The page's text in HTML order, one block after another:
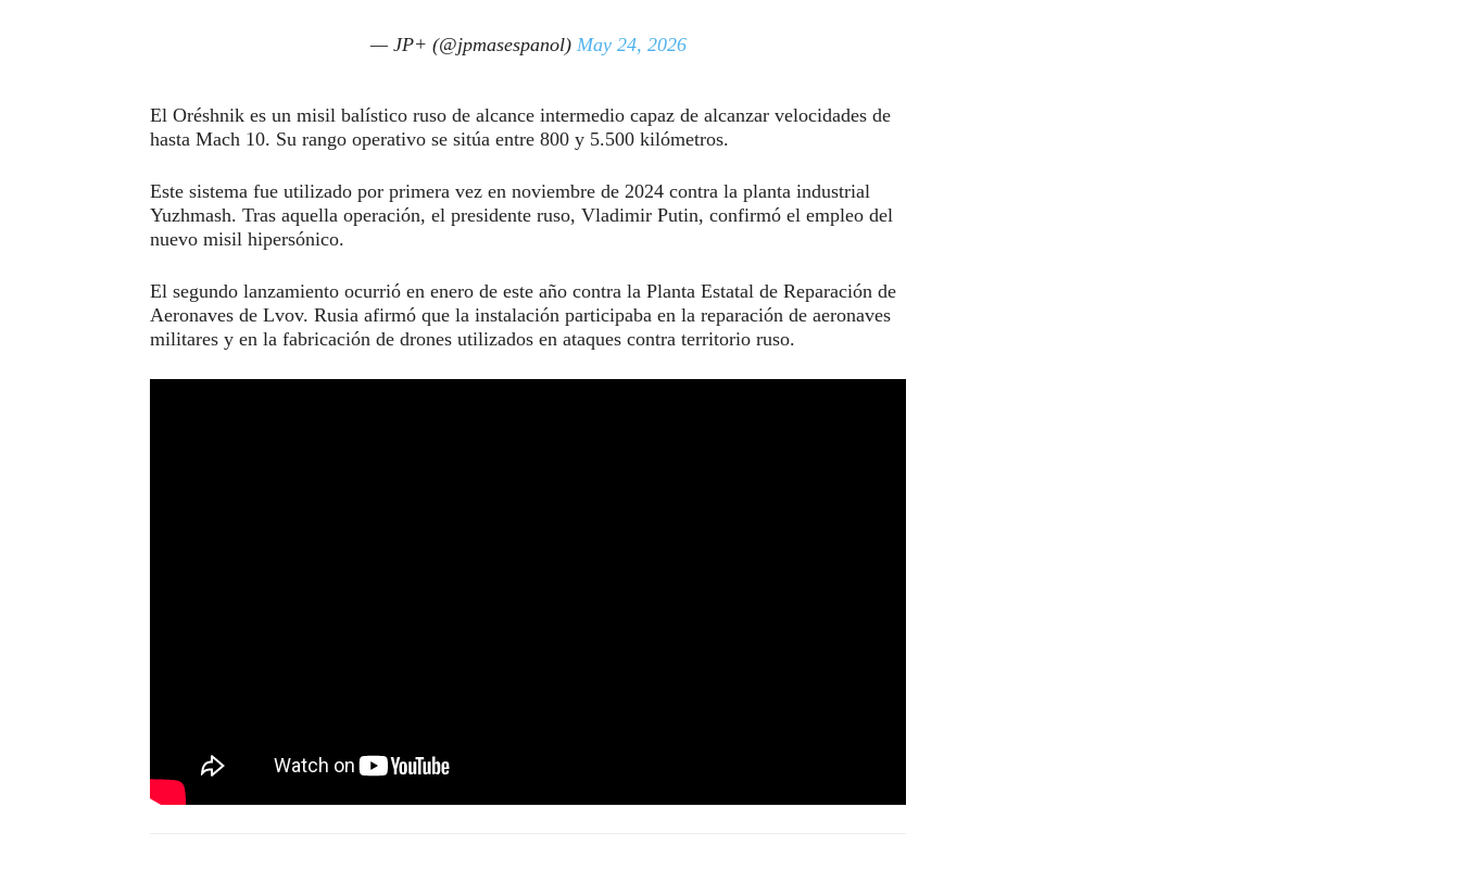
— JP+ (@jpmasespanol) May 24, 2026
El Oréshnik es un misil balístico ruso de alcance intermedio capaz de alcanzar velocidades de
hasta Mach 10. Su rango operativo se sitúa entre 800 y 5.500 kilómetros.
Este sistema fue utilizado por primera vez en noviembre de 2024 contra la planta industrial
Yuzhmash. Tras aquella operación, el presidente ruso, Vladimir Putin, confirmó el empleo del
nuevo misil hipersónico.
El segundo lanzamiento ocurrió en enero de este año contra la Planta Estatal de Reparación de
Aeronaves de Lvov. Rusia afirmó que la instalación participaba en la reparación de aeronaves
militares y en la fabricación de drones utilizados en ataques contra territorio ruso.